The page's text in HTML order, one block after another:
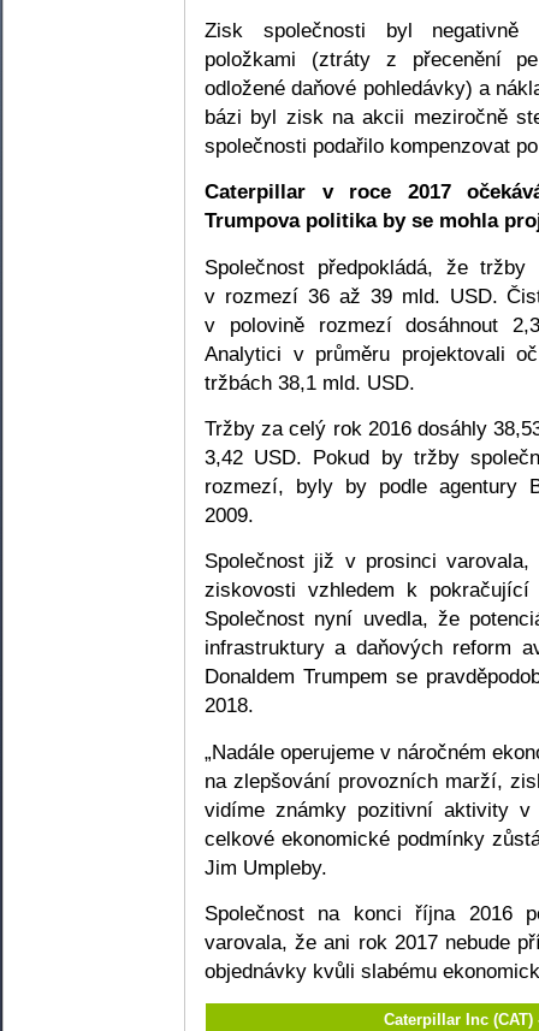
Zisk společnosti byl negativně
položkami (ztráty z přecenění
odložené daňové pohledávky) a
bázi byl zisk na akcii meziročně
společnosti podařilo kompenzovat
Caterpillar v roce 2017
Trumpova politika by se mohla
Společnost předpokládá, že
v rozmezí 36 až 39 mld. USD.
v polovině rozmezí dosáhnout
Analytici v průměru projektovali
tržbách 38,1 mld. USD.
Tržby za celý rok 2016 dosáhly
3,42 USD. Pokud by tržby
rozmezí, byly by podle agentury
2009.
Společnost již v prosinci
ziskovosti vzhledem k
Společnost nyní uvedla, že
infrastruktury a daňových reform
Donaldem Trumpem se
2018.
„Nadále operujeme v náročném
na zlepšování provozních marží,
vidíme známky pozitivní aktivity
celkové ekonomické podmínky
Jim Umpleby.
Společnost na konci října 2016
varovala, že ani rok 2017 nebude
objednávky kvůli slabému
Caterpillar Inc (CAT)